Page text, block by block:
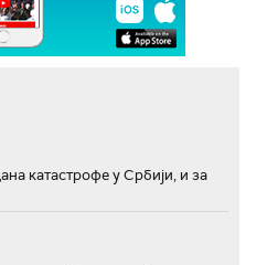
катастрофе у Србији, и за